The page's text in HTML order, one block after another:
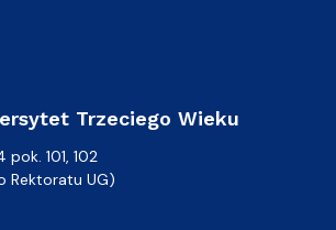
Trzeciego Wieku
101, 102
Rektoratu UG)